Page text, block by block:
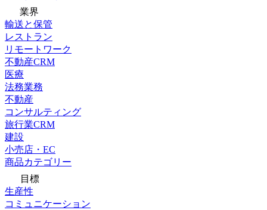
業界
輸送と保管
レストラン
リモートワーク
不動産CRM
医療
法務業務
不動産
コンサルティング
旅行業CRM
建設
小売店・EC
商品カテゴリー
目標
生産性
コミュニケーション